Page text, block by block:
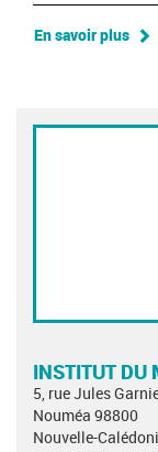
En savoir plus
INSTITUT DU
5, rue Jules
Nouméa 98800
Nouvelle-